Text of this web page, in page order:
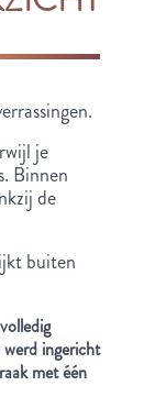
je
Binnen
de
buiten
ingericht
met één